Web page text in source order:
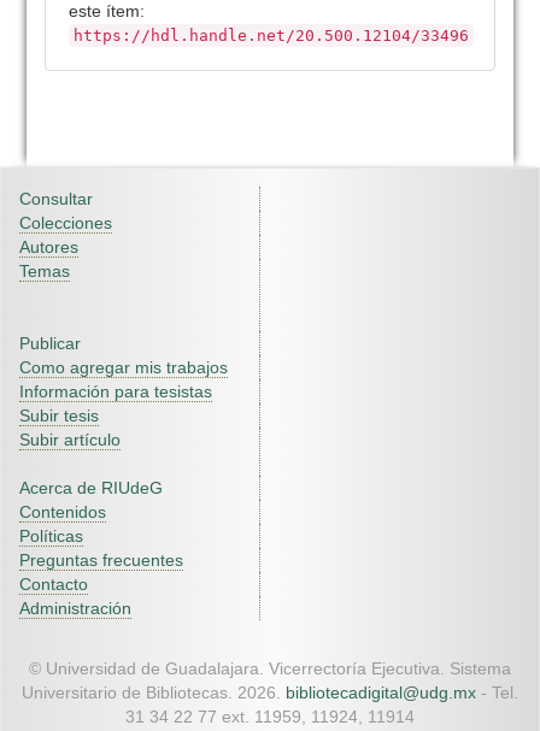
este ítem:
https://hdl.handle.net/20.500.12104/33496
Consultar
Colecciones
Autores
Temas
Publicar
Como agregar mis trabajos
Información para tesistas
Subir tesis
Subir artículo
Acerca de RIUdeG
Contenidos
Políticas
Preguntas frecuentes
Contacto
Administración
© Universidad de Guadalajara. Vicerrectoría Ejecutiva. Sistema
Universitario de Bibliotecas. 2026. bibliotecadigital@udg.mx - Tel.
31 34 22 77 ext. 11959, 11924, 11914